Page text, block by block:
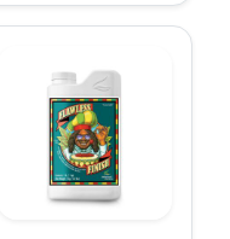
₾1,350.00